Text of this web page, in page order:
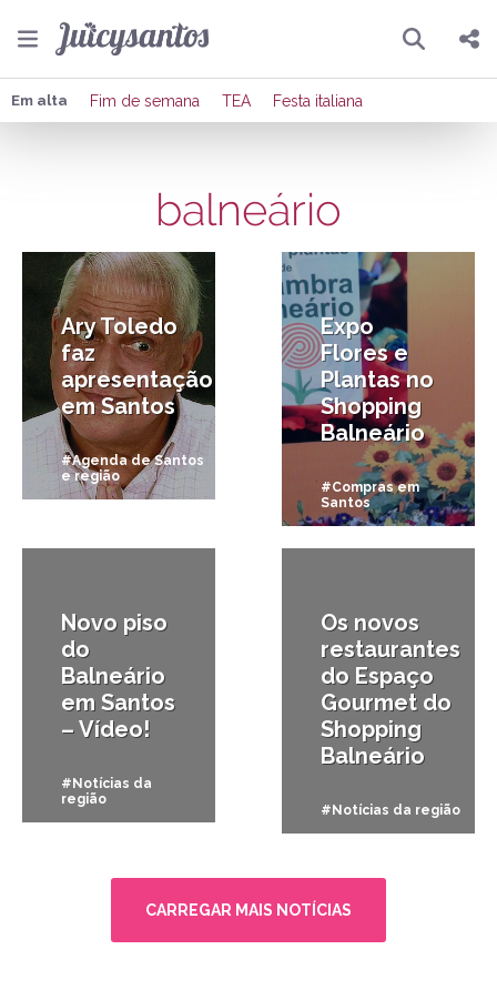
Pesquisar
Compartilhar
Publicar no Facebook
Publicar no X
Em alta Fim de semana TEA Festa italiana
balneário
Ary Toledo
faz
apresentação
em Santos
#Agenda de Santos
e região
Expo
Flores e
Plantas no
Shopping
Balneário
#Compras em
Santos
Novo piso
do
Balneário
em Santos
– Vídeo!
#Notícias da
região
29/03/2011
Os novos
restaurantes
do Espaço
Gourmet do
Shopping
Balneário
#Notícias da região
CARREGAR MAIS NOTÍCIAS